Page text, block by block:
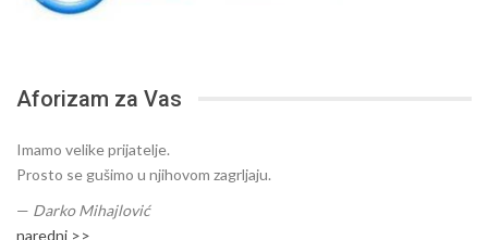
Aforizam za Vas
Imamo velike prijatelje.
Prosto se gušimo u njihovom zagrljaju.
— Darko Mihajlović
naredni >>